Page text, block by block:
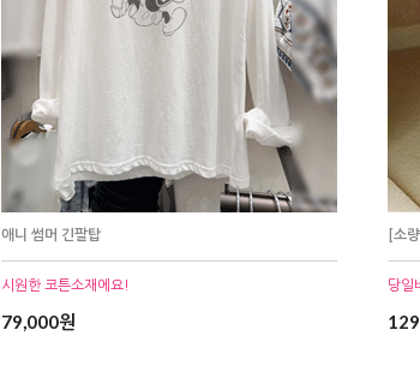
애니 썸머 긴팔탑
시원한 코튼소재에요!
79,000원
[소
당일